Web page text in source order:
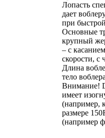
Лопасть
дает
при
Основные
крупный
– с
скорости, с
Длина
тело
Внимание!
имеет
(например,
размере
(например